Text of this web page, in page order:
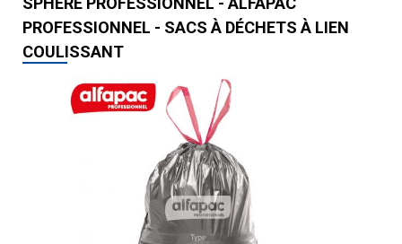
PROFESSIONNEL - SACS À DÉCHETS À LIEN
COULISSANT